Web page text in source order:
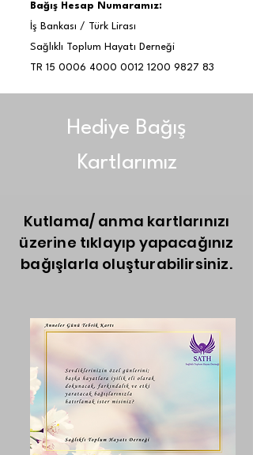
Bağış Hesap Numaramız:
İş Bankası / Türk Lirası
Sağlıklı Toplum Hayatı Derneği
TR 15 0006 4000 0012 1200 9827 83
Hediye Bağış
Kartlarımız
Kutlama/ anma kartlarınızı
üzerine tıklayıp yapacağınız
bağışlarla oluşturabilirsiniz.